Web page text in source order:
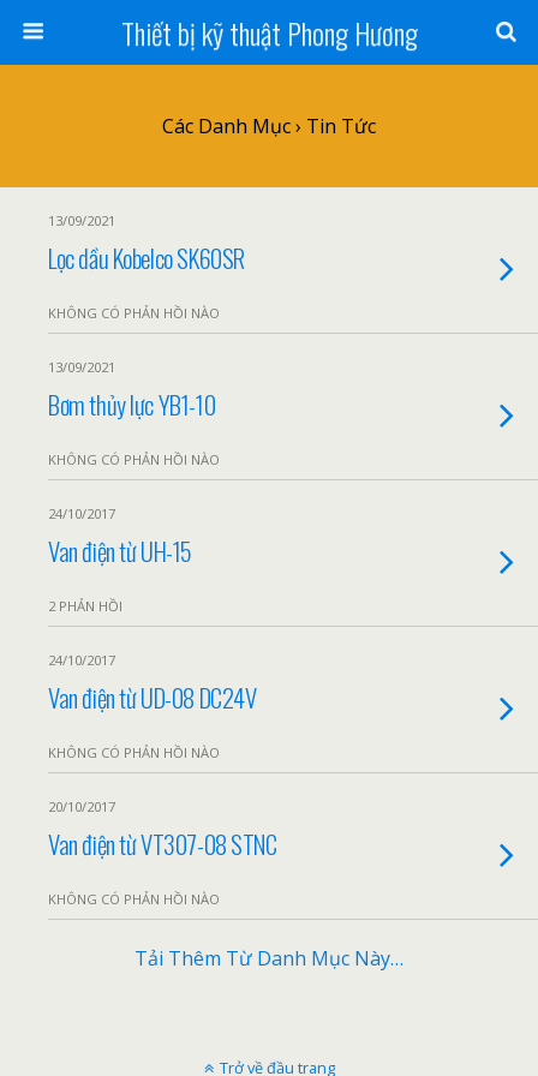
Thiết bị kỹ thuật Phong Hương
Các Danh Mục › Tin Tức
13/09/2021
Lọc dầu Kobelco SK60SR
KHÔNG CÓ PHẢN HỒI NÀO
13/09/2021
Bơm thủy lực YB1-10
KHÔNG CÓ PHẢN HỒI NÀO
24/10/2017
Van điện từ UH-15
2 PHẢN HỒI
24/10/2017
Van điện từ UD-08 DC24V
KHÔNG CÓ PHẢN HỒI NÀO
20/10/2017
Van điện từ VT307-08 STNC
KHÔNG CÓ PHẢN HỒI NÀO
Tải Thêm Từ Danh Mục Này…
Trở về đầu trang